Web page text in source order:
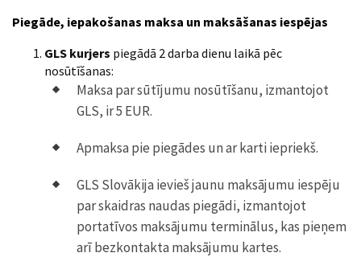
Piegāde, iepakošanas maksa un maksāšanas iespējas
GLS kurjers piegādā 2 darba dienu laikā pēc
nosūtīšanas:
Maksa par sūtījumu nosūtīšanu, izmantojot
GLS, ir 5 EUR.
Apmaksa pie piegādes un ar karti iepriekš.
GLS Slovākija ievieš jaunu maksājumu iespēju
par skaidras naudas piegādi, izmantojot
portatīvos maksājumu terminālus, kas pieņem
arī bezkontakta maksājumu kartes.